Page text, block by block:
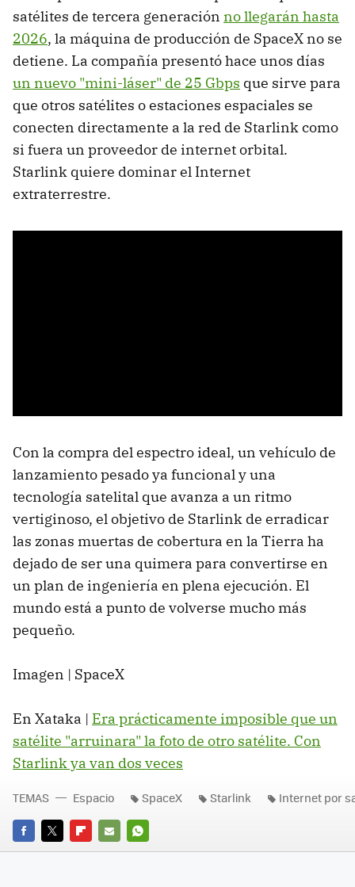
satélites de tercera generación no llegarán hasta
2026, la máquina de producción de SpaceX no se
detiene. La compañía presentó hace unos días
un nuevo "mini-láser" de 25 Gbps que sirve para
que otros satélites o estaciones espaciales se
conecten directamente a la red de Starlink como
si fuera un proveedor de internet orbital.
Starlink quiere dominar el Internet
extraterrestre.
Con la compra del espectro ideal, un vehículo de
lanzamiento pesado ya funcional y una
tecnología satelital que avanza a un ritmo
vertiginoso, el objetivo de Starlink de erradicar
las zonas muertas de cobertura en la Tierra ha
dejado de ser una quimera para convertirse en
un plan de ingeniería en plena ejecución. El
mundo está a punto de volverse mucho más
pequeño.
Imagen | SpaceX
En Xataka | Era prácticamente imposible que un
satélite "arruinara" la foto de otro satélite. Con
Starlink ya van dos veces
FACEBOOK
TWITTERFLIPBOARD
E-
WHATSAPP
TEMAS Espacio SpaceX Starlink Internet por